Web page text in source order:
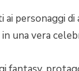
personaggi
una vera